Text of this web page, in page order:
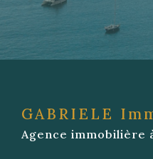
GABRIELE
Agence immobilière